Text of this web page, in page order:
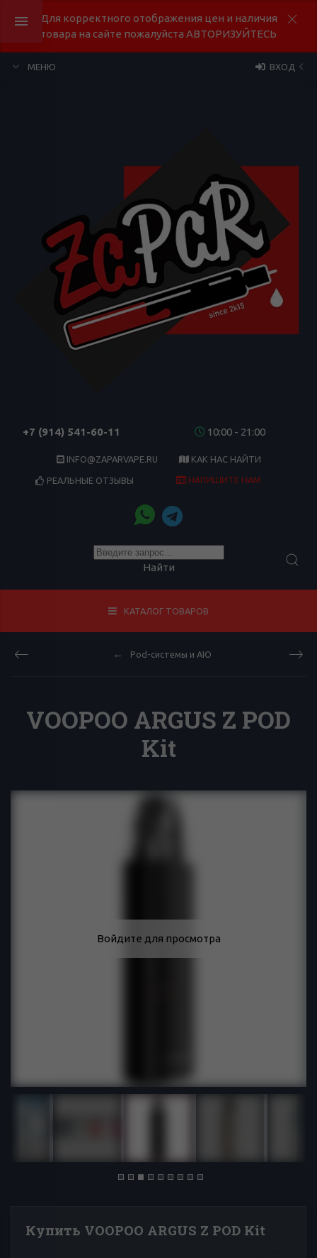
Для корректного отображения цен и наличия
товара на сайте пожалуйста АВТОРИЗУЙТЕСЬ
МЕНЮ ВХОД
+7 (914) 541-60-11 10:00 - 21:00
INFO@ZAPARVAPE.RU КАК НАС НАЙТИ
РЕАЛЬНЫЕ ОТЗЫВЫ НАПИШИТЕ НАМ
Найти
КАТАЛОГ ТОВАРОВ
Pod-системы и AIO
VOOPOO ARGUS Z POD
Kit
Войдите для просмотра
Купить VOOPOO ARGUS Z POD Kit